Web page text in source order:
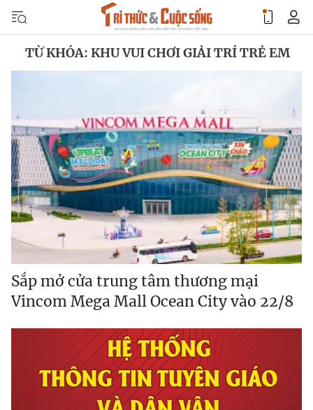
TỪ KHÓA: KHU VUI CHƠI GIẢI TRÍ TRẺ EM
Sắp mở cửa trung tâm thương mại
Vincom Mega Mall Ocean City vào 22/8